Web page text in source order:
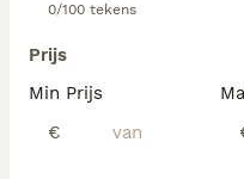
0/100 tekens
Prijs
Min Prijs
€